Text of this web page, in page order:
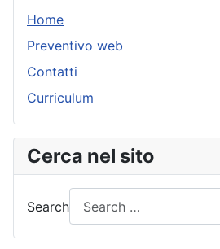
Home
Preventivo web
Contatti
Curriculum
Cerca nel sito
Search
Type 2 or more